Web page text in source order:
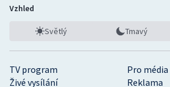
TV program
Pro média
Živé vysílání
Reklama
Vzhled
Světlý Tmavý